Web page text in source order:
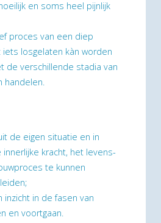
en soms heel pijnlijk
proces van een diep
losgelaten kàn worden
de verschillende stadia van
handelen.
de eigen situatie en in
kracht, het levens-
te kunnen
inzicht in de fasen van
en voortgaan.